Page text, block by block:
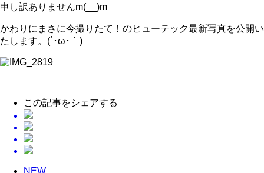
申し訳ありませんm(__)m
かわりにまさに今撮りたて！のヒューテック最新写真を公開い
たします。(´･ω･｀)
この記事をシェアする